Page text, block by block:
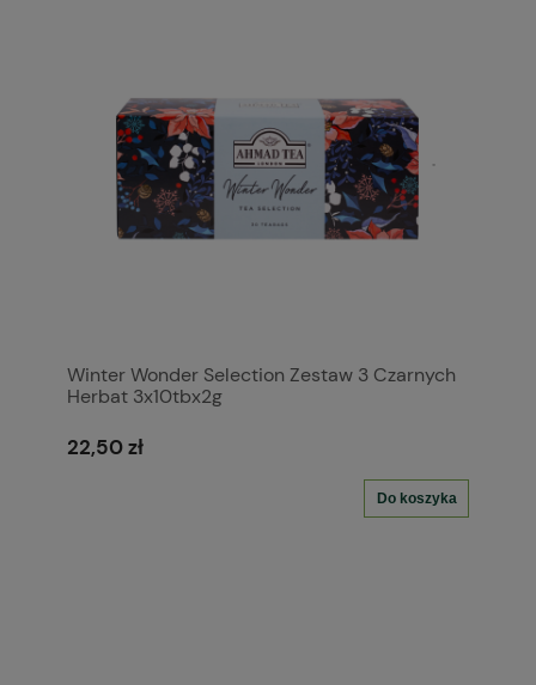
Winter Wonder Selection Zestaw 3 Czarnych
Herbat 3x10tbx2g
22,50 zł
Do koszyka